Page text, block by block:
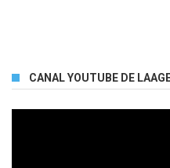
CANAL YOUTUBE DE